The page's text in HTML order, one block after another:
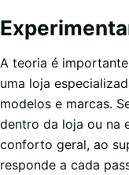
A teoria é
uma loja
modelos e marcas.
dentro da loja ou na
conforto geral, ao
responde a cada